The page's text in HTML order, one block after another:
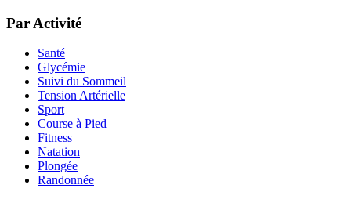
Par Activité
Santé
Glycémie
Suivi du Sommeil
Tension Artérielle
Sport
Course à Pied
Fitness
Natation
Plongée
Randonnée